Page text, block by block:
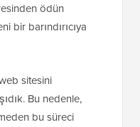
ödün
bir barındırıcıya
sitesini
Bu nedenle,
bu süreci